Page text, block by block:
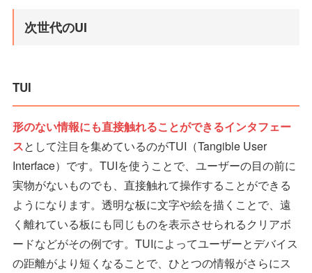
次世代のUI
TUI
形のない情報にも直接触れることができるインタフェー
スとして注目を集めているのがTUI（Tangible User
Interface）です。TUIを使うことで、ユーザーの目の前に
実物がないものでも、直接触れて操作することができる
ようになります。透明な板に文字や絵を描くことで、遠
く離れている板にも同じものを表示させられるクリアボ
ードなどがその例です。TUIによってユーザーとデバイス
の距離がより短くなることで、ひとつの情報がさらにス